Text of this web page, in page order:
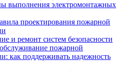
выполнения электромонтажных
проектирования пожарной
и ремонт систем безопасности
пожарной
как поддерживать надежность